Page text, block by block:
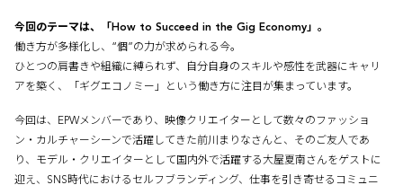
今回のテーマは、「How to Succeed in the Gig Economy」。
働き方が多様化し、“個”の力が求められる今。
ひとつの肩書きや組織に縛られず、自分自身のスキルや感性を武器にキャリ
アを築く、「ギグエコノミー」という働き方に注目が集まっています。
今回は、EPWメンバーであり、映像クリエイターとして数々のファッショ
ン・カルチャーシーンで活躍してきた前川まりなさんと、そのご友人であ
り、モデル・クリエイターとして国内外で活躍する大屋夏南さんをゲストに
迎え、SNS時代におけるセルフブランディング、仕事を引き寄せるコミュニ